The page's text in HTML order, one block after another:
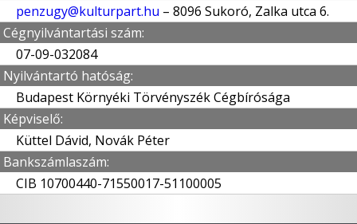
penzugy@kulturpart.hu – 8096 Sukoró, Zalka utca 6.
Cégnyilvántartási szám:
07-09-032084
Nyilvántartó hatóság:
Budapest Környéki Törvényszék Cégbírósága
Képviselő:
Küttel Dávid, Novák Péter
Bankszámlaszám:
CIB 10700440-71550017-51100005